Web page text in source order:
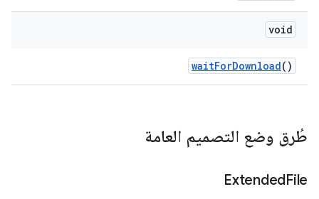
void
waitForDownload()
طُرق وضع التصميم العامة
ExtendedFile